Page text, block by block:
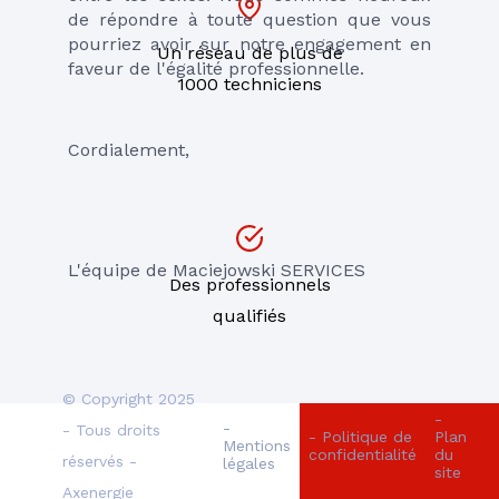
de répondre à toute question que vous
pourriez avoir sur notre engagement en
faveur de l'égalité professionnelle.
Cordialement,
L'équipe de Maciejowski SERVICES
Un réseau de plus de
1000 techniciens
Des professionnels
qualifiés
© Copyright 2025
- Tous droits
réservés -
Axenergie
-
Mentions
légales
- Politique de
confidentialité
-
Plan
du
site